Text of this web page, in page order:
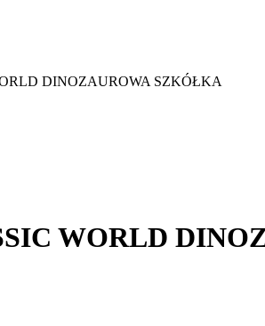
DINOZAUROWA SZKÓŁKA
WORLD